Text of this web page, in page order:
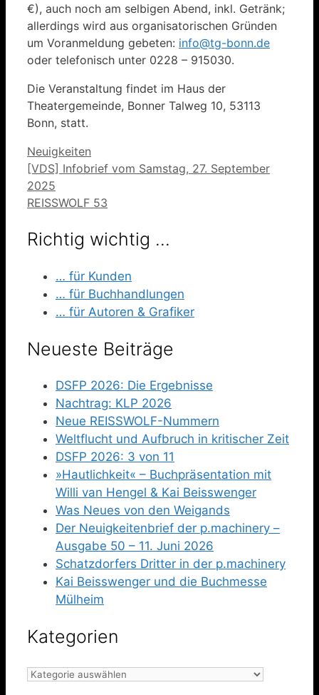
€), auch noch am selbigen Abend, inkl. Getränk;
allerdings wird aus organisatorischen Gründen
um Voranmeldung gebeten: info@tg-bonn.de
oder telefonisch unter 0228 – 915030.
Die Veranstaltung findet im Haus der
Theatergemeinde, Bonner Talweg 10, 53113
Bonn, statt.
Kategorien
Neuigkeiten
[VDS] Infobrief vom Samstag, 27. September
2025
REISSWOLF 53
Richtig wichtig …
… für Kunden
… für Buchhandlungen
… für Autoren & Grafiker
Neueste Beiträge
DSFP 2026: Die Ergebnisse
Nachtrag: KLP 2026
Neue REISSWOLF-Nummern
Weltflucht und Aufbruch in kritischer Zeit
DSFP 2026: 3 von 11
»Hautlichkeit« – Buchpräsentation mit
Willi van Hengel & Kai Beisswenger
Was Neues von den Weigands
Der Neuigkeitenbrief der p.machinery –
Ausgabe 50 – 11. Juni 2026
Schatzdorfers Dritter in der p.machinery
Kai Beisswenger und die Buchmesse
Mülheim
Kategorien
Kategorien